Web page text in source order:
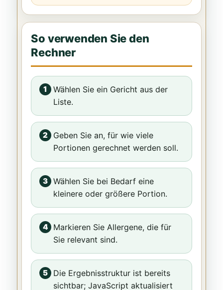
So verwenden Sie den
Rechner
Wählen Sie ein Gericht aus der
Liste.
Geben Sie an, für wie viele
Portionen gerechnet werden soll.
Wählen Sie bei Bedarf eine
kleinere oder größere Portion.
Markieren Sie Allergene, die für
Sie relevant sind.
Die Ergebnisstruktur ist bereits
sichtbar; JavaScript aktualisiert